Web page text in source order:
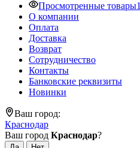
Просмотренные товары1
О компании
Оплата
Доставка
Возврат
Сотрудничество
Контакты
Банковские реквизиты
Новинки
Ваш город:
Краснодар
Ваш город Краснодар?